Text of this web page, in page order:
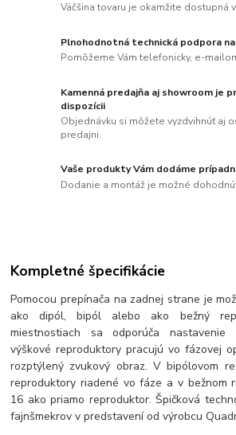
Väčšina tovaru je okamžite dostupná
Plnohodnotná technická podpora
Pomôžeme Vám telefonicky, e-
Kamenná predajňa aj showroom je
dispozícii
Objednávku si môžete vyzdvihnúť aj
predajni.
Vaše produkty Vám dodáme
Dodanie a montáž je možné
Kompletné špecifikácie
Pomocou prepínača na zadnej strane je
ako dipól, bipól alebo ako bežný
miestnostiach sa odporúča
výškové reproduktory pracujú vo fázovej
rozptýlený zvukový obraz. V bipólovom
reproduktory riadené vo fáze a v bežnom
16 ako priamo reproduktor. Špičková
fajnšmekrov v predstavení od výrobcu